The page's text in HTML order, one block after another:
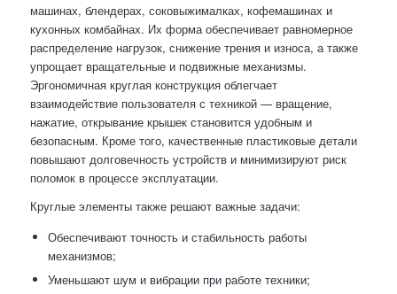
машинах, блендерах, соковыжималках, кофемашинах и
кухонных комбайнах. Их форма обеспечивает равномерное
распределение нагрузок, снижение трения и износа, а также
упрощает вращательные и подвижные механизмы.
Эргономичная круглая конструкция облегчает
взаимодействие пользователя с техникой — вращение,
нажатие, открывание крышек становится удобным и
безопасным. Кроме того, качественные пластиковые детали
повышают долговечность устройств и минимизируют риск
поломок в процессе эксплуатации.
Круглые элементы также решают важные задачи:
Обеспечивают точность и стабильность работы
механизмов;
Уменьшают шум и вибрации при работе техники;